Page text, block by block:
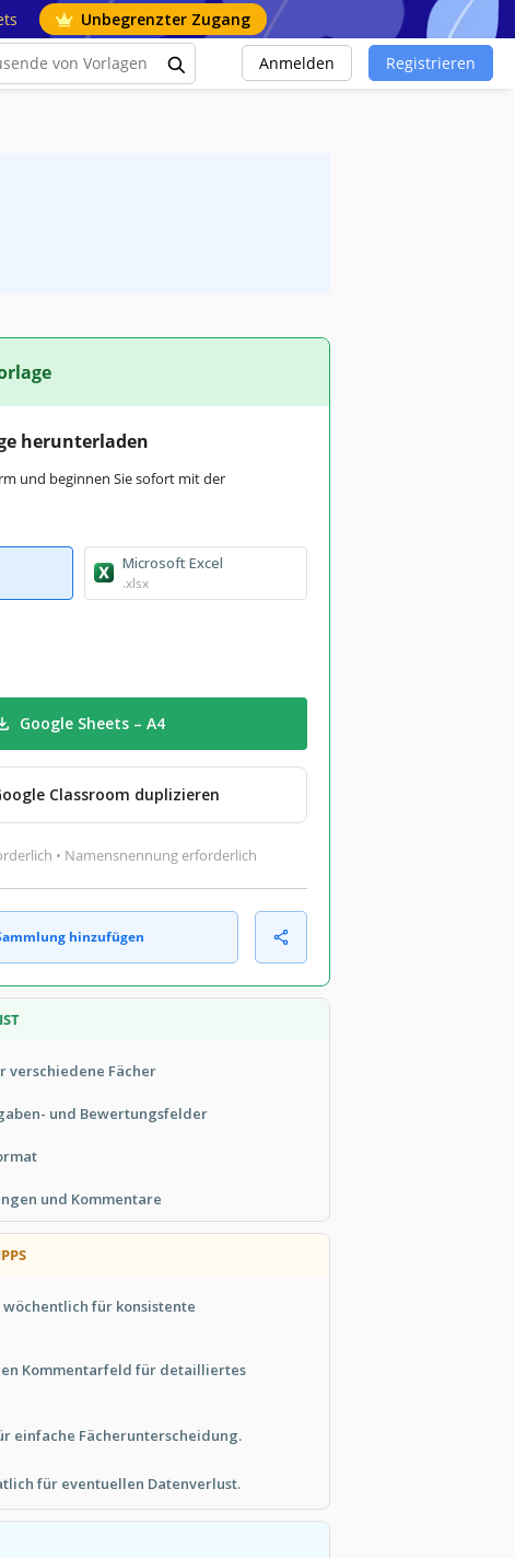
Unbegrenzter Zugang
Anmelden Registrieren
herunterladen
und beginnen Sie sofort mit der
Microsoft Excel
.xlsx
Google Sheets – A4
Classroom duplizieren
• Namensnennung erforderlich
hinzufügen
verschiedene Fächer
und Bewertungsfelder
und Kommentare
für konsistente
Kommentarfeld für detailliertes
einfache Fächerunterscheidung.
für eventuellen Datenverlust.